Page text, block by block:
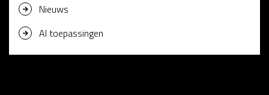
Nieuws
AI toepassingen